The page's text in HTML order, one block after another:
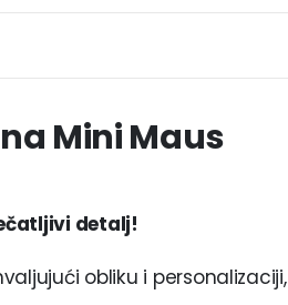
Mini Maus
detalj!
obliku i personalizaciji,